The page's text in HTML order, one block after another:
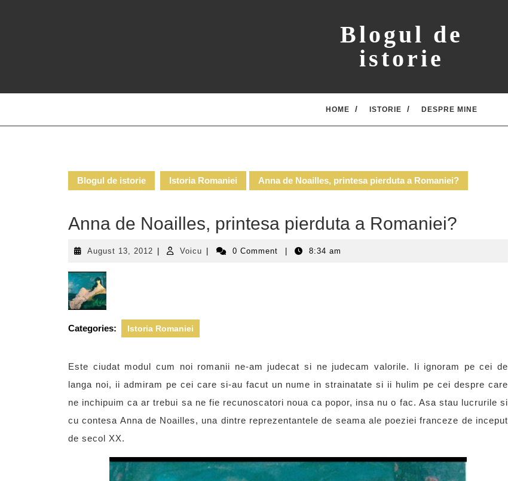
Blogul de
istorie
HOME ISTORIE DESPRE MINE
Blogul de istorie Istoria Romaniei Anna de Noailles, printesa pierduta a Romaniei?
Anna de Noailles, printesa pierduta a Romaniei?
August 13, 2012 AugustVoicu Voicu 0 Comment 8:34 am
Categories: Istoria Romaniei
Este ciudat modul cum noi romanii ne-am judecat si ne judecam valorile. Ii ignoram pe cei de
langa noi, ii admiram pe cei care si-au facut un nume in strainatate si ii hulim pe cei despre care
ne inchipuim ca ar trebui sa ne fie recunoscatori noua ca popor, insa nu o fac. Asa stau lucrurile si
cu contesa Anna de Noailles, una dintre reprezentantele de seama ale poeziei franceze de inceput
de secol XX.